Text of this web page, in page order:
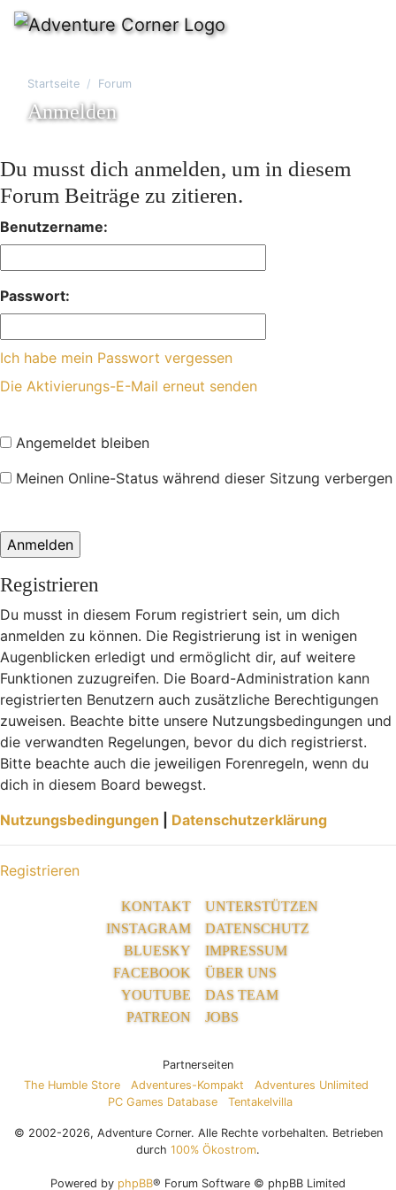
Startseite Forum
Anmelden
Du musst dich anmelden, um in diesem
Forum Beiträge zu zitieren.
Benutzername:
Passwort:
Ich habe mein Passwort vergessen
Die Aktivierungs-E-Mail erneut senden
Angemeldet bleiben
Meinen Online-Status während dieser Sitzung verbergen
Registrieren
Du musst in diesem Forum registriert sein, um dich
anmelden zu können. Die Registrierung ist in wenigen
Augenblicken erledigt und ermöglicht dir, auf weitere
Funktionen zuzugreifen. Die Board-Administration kann
registrierten Benutzern auch zusätzliche Berechtigungen
zuweisen. Beachte bitte unsere Nutzungsbedingungen und
die verwandten Regelungen, bevor du dich registrierst.
Bitte beachte auch die jeweiligen Forenregeln, wenn du
dich in diesem Board bewegst.
Nutzungsbedingungen
Datenschutzerklärung
Registrieren
KONTAKT
INSTAGRAM
BLUESKY
FACEBOOK
YOUTUBE
PATREON
UNTERSTÜTZEN
DATENSCHUTZ
IMPRESSUM
ÜBER UNS
DAS TEAM
JOBS
Partnerseiten
The Humble Store
Adventures-Kompakt
Adventures Unlimited
PC Games Database
Tentakelvilla
© 2002-2026, Adventure Corner. Alle Rechte vorbehalten. Betrieben
durch 100% Ökostrom.
Powered by phpBB® Forum Software © phpBB Limited